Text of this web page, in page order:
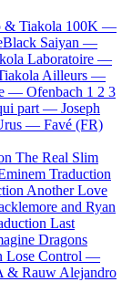
& Tiakola 100K —
Saiyan —
Laboratoire —
Ailleurs —
— Ofenbach 1 2 3
part — Joseph
— Favé (FR)
The Real Slim
Traduction
Another Love
and Ryan
Last
Dragons
Lose Control —
& Rauw Alejandro